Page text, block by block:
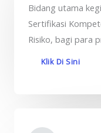
Bidang utama
Sertifikasi
Risiko, bagi para
Klik Di Sini